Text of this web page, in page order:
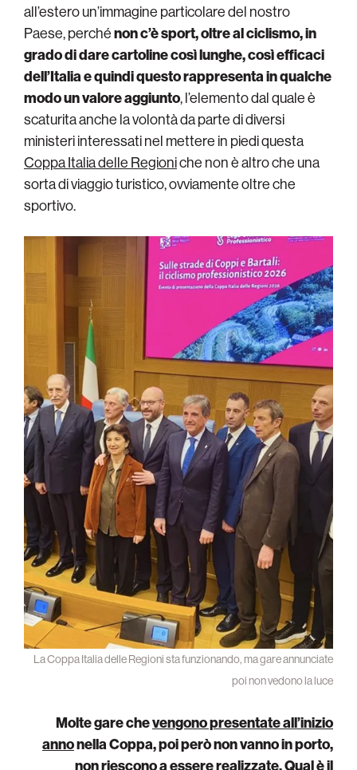
all’estero un’immagine particolare del nostro
Paese, perchénon c’è sport, oltre al ciclismo, in
grado di dare cartoline così lunghe, così efficaci
dell’Italia e quindi questo rappresenta in qualche
modo un valore aggiunto, l’elemento dal quale è
scaturita anche la volontà da parte di diversi
ministeri interessati nel mettere in piedi questa
Coppa Italia delle Regioniche non è altro che una
sorta di viaggio turistico, ovviamente oltre che
sportivo.
La Coppa Italia delle Regioni sta funzionando, ma gare annunciate
poi non vedono la luce
Molte gare chevengono presentate all’inizio
annonella Coppa, poi però non vanno in porto,
non riescono a essere realizzate. Qual è il